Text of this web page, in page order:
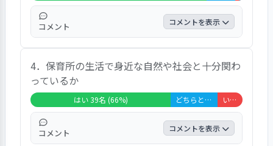
り、子どもも楽しく参加しながら新しい知識
が身についているようです。子どもの選択制
を尊重しているが、子どもが興味を持つよう
に工夫されていない。」などのご意見があ
り、９６％の保護者が「はい」、２％の保護
者が「どちらともいえない」、２％の保護者
が「いいえ」と回答しています。
コメント コメントを表示
園児たちによる手作りの作品や、園庭で採れ
る野菜なども取り入れ、食育になっていると
思います。どのぐらいの量を食べているのか
知りたいです。幼児クラスはバイキング形式
になっていて、自分の好きな食べ物しか食べ
なくなり困っています。選ばせずに食べさせ
てほしいです。」などのご意見があり、８
4．保育所の生活で身近な自然や社会と十分関わ
っているか
はい 39名 (66%) どちらともいえない 13名 (22%) いいえ 7名 (12%)
コメント コメントを表示